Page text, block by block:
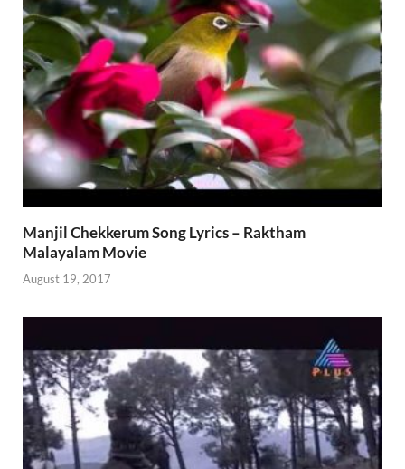
Manjil Chekkerum Song Lyrics – Raktham
Malayalam Movie
August 19, 2017